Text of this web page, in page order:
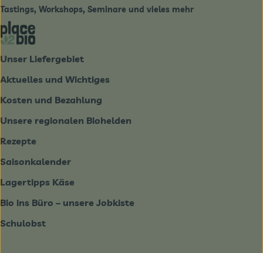
Tastings, Workshops, Seminare und vieles mehr
Externer Link zu https://place2bio.de/
Unser Liefergebiet
Aktuelles und Wichtiges
Kosten und Bezahlung
Unsere regionalen Biohelden
Rezepte
Saisonkalender
Lagertipps Käse
Bio ins Büro – unsere Jobkiste
Schulobst